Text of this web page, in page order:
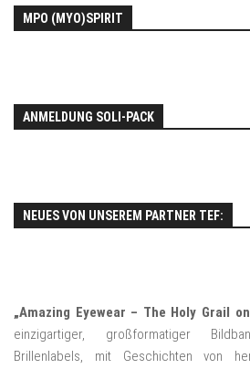
MPO (MYO)SPIRIT
ANMELDUNG SOLI-PACK
NEUES VON UNSEREM PARTNER TEF:
„Amazing Eyewear – The Holy Grail
einzigartiger, großformatiger
Brillenlabels, mit Geschichten von